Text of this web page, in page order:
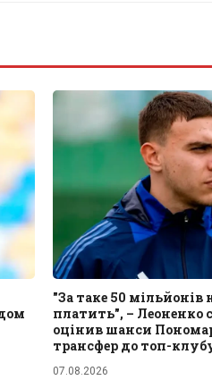
"За таке 50 мільйонів
платить", – Леоненко
оцінив шанси
трансфер до топ-
07.08.2026